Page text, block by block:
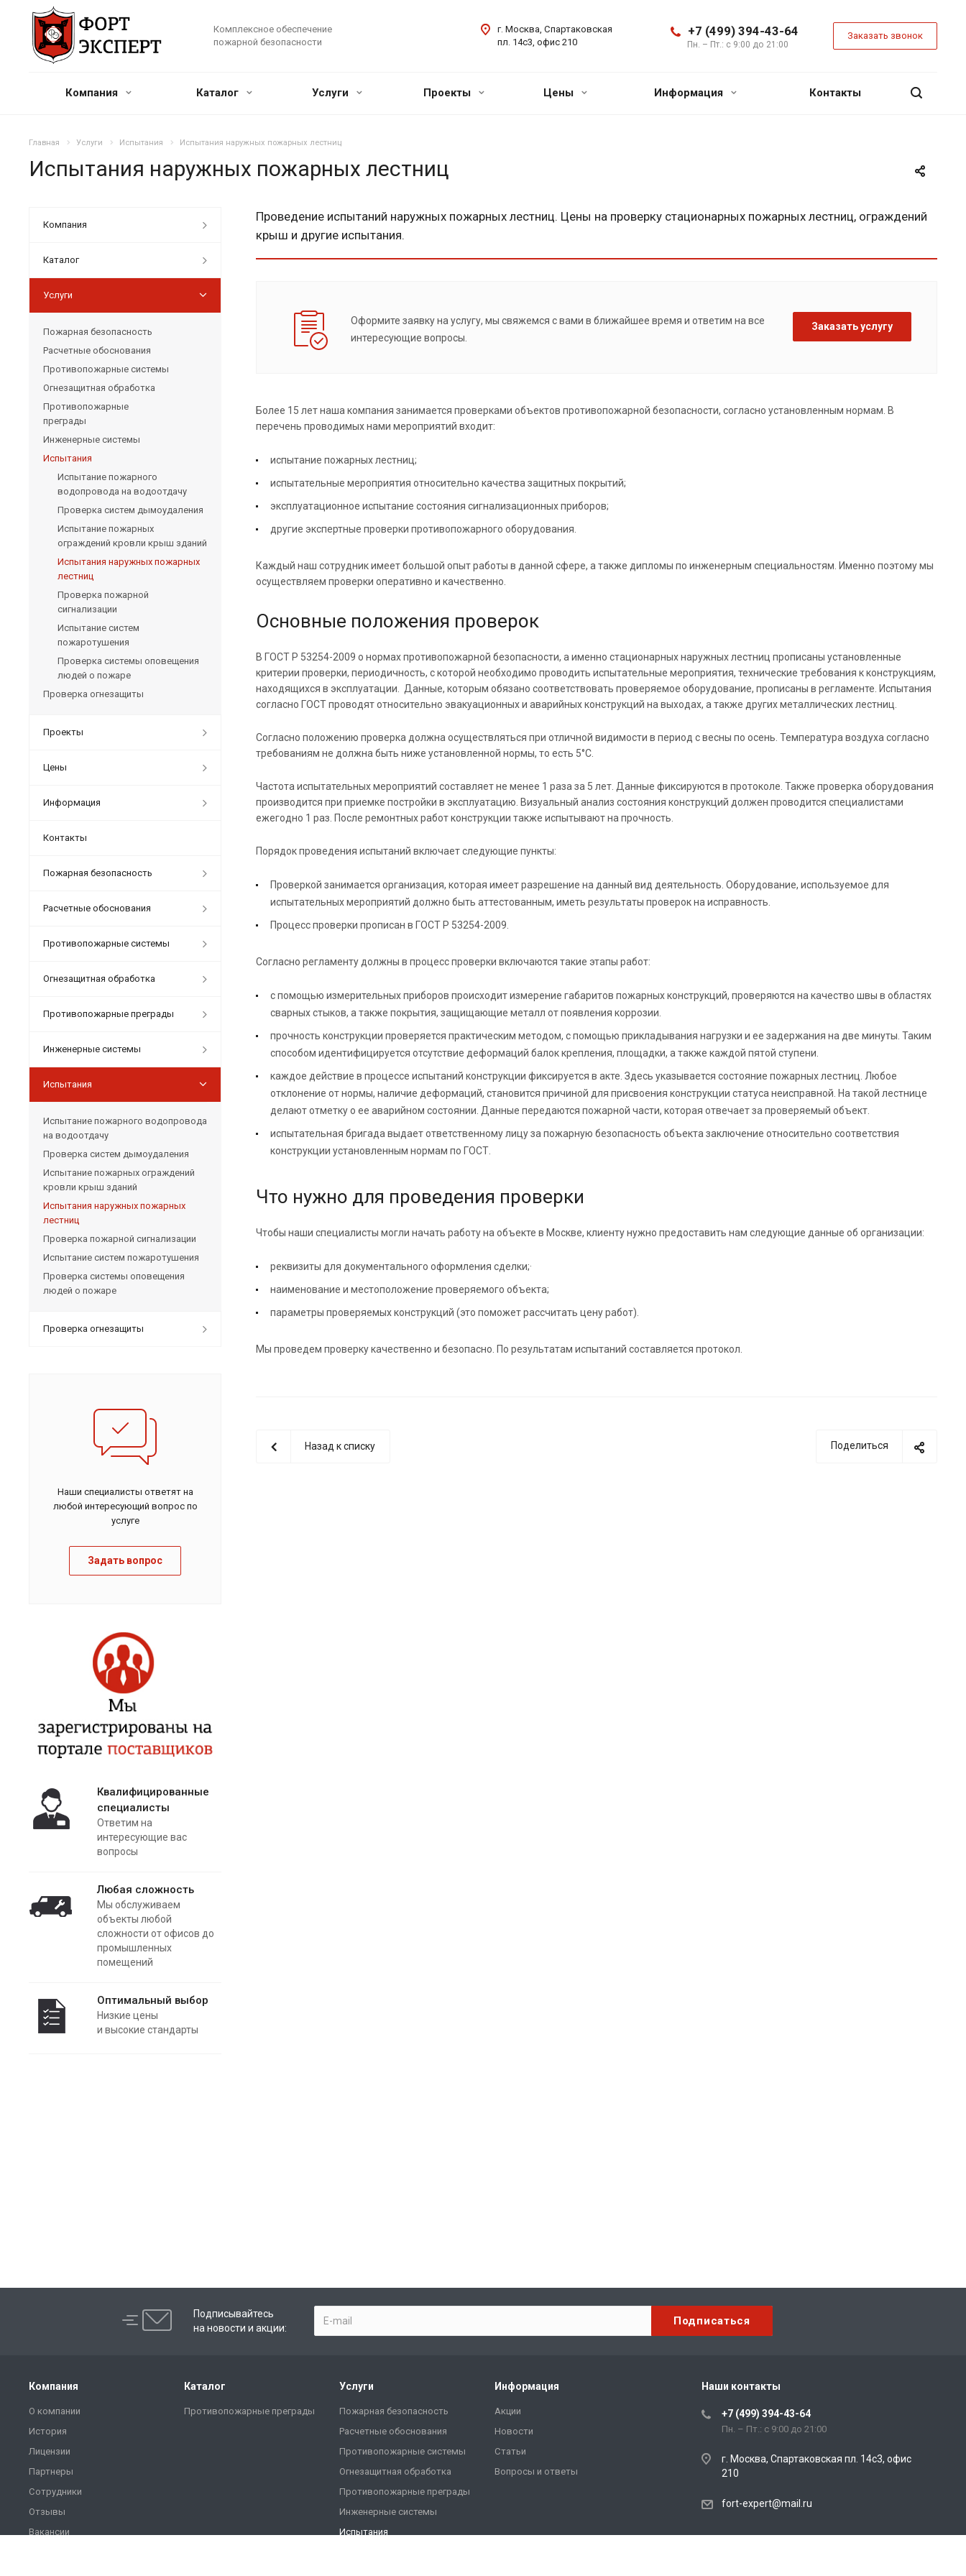
Комплексное обеспечение
пожарной безопасности
+7 (499) 394-43-64
Пн. – Пт.: с 9:00 до 21:00
Заказать звонок
г. Москва, Спартаковская
пл. 14с3, офис 210
Компания Каталог Услуги Проекты Цены Информация Контакты
Главная Услуги Испытания Испытания наружных пожарных лестниц
Испытания наружных пожарных лестниц
Проведение испытаний наружных пожарных лестниц. Цены на проверку стационарных пожарных лестниц, ограждений
крыш и другие испытания.
Оформите заявку на услугу, мы свяжемся с вами в ближайшее время и ответим на все
интересующие вопросы.
Заказать услугу
Более 15 лет наша компания занимается проверками объектов противопожарной безопасности, согласно установленным нормам. В
перечень проводимых нами мероприятий входит:
испытание пожарных лестниц;
испытательные мероприятия относительно качества защитных покрытий;
эксплуатационное испытание состояния сигнализационных приборов;
другие экспертные проверки противопожарного оборудования.
Каждый наш сотрудник имеет большой опыт работы в данной сфере, а также дипломы по инженерным специальностям. Именно поэтому мы
осуществляем проверки оперативно и качественно.
Основные положения проверок
В ГОСТ Р 53254-2009 о нормах противопожарной безопасности, а именно стационарных наружных лестниц прописаны установленные
критерии проверки, периодичность, с которой необходимо проводить испытательные мероприятия, технические требования к конструкциям,
находящихся в эксплуатации. Данные, которым обязано соответствовать проверяемое оборудование, прописаны в регламенте. Испытания
согласно ГОСТ проводят относительно эвакуационных и аварийных конструкций на выходах, а также других металлических лестниц.
Согласно положению проверка должна осуществляться при отличной видимости в период с весны по осень. Температура воздуха согласно
требованиям не должна быть ниже установленной нормы, то есть 5°С.
Частота испытательных мероприятий составляет не менее 1 раза за 5 лет. Данные фиксируются в протоколе. Также проверка оборудования
производится при приемке постройки в эксплуатацию. Визуальный анализ состояния конструкций должен проводится специалистами
ежегодно 1 раз. После ремонтных работ конструкции также испытывают на прочность.
Порядок проведения испытаний включает следующие пункты:
Проверкой занимается организация, которая имеет разрешение на данный вид деятельность. Оборудование, используемое для
испытательных мероприятий должно быть аттестованным, иметь результаты проверок на исправность.
Процесс проверки прописан в ГОСТ Р 53254-2009.
Согласно регламенту должны в процесс проверки включаются такие этапы работ:
с помощью измерительных приборов происходит измерение габаритов пожарных конструкций, проверяются на качество швы в областях
сварных стыков, а также покрытия, защищающие металл от появления коррозии.
прочность конструкции проверяется практическим методом, с помощью прикладывания нагрузки и ее задержания на две минуты. Таким
способом идентифицируется отсутствие деформаций балок крепления, площадки, а также каждой пятой ступени.
каждое действие в процессе испытаний конструкции фиксируется в акте. Здесь указывается состояние пожарных лестниц. Любое
отклонение от нормы, наличие деформаций, становится причиной для присвоения конструкции статуса неисправной. На такой лестнице
делают отметку о ее аварийном состоянии. Данные передаются пожарной части, которая отвечает за проверяемый объект.
испытательная бригада выдает ответственному лицу за пожарную безопасность объекта заключение относительно соответствия
конструкции установленным нормам по ГОСТ.
Что нужно для проведения проверки
Чтобы наши специалисты могли начать работу на объекте в Москве, клиенту нужно предоставить нам следующие данные об организации:
реквизиты для документального оформления сделки;·
наименование и местоположение проверяемого объекта;
параметры проверяемых конструкций (это поможет рассчитать цену работ).
Мы проведем проверку качественно и безопасно. По результатам испытаний составляется протокол.
Поделиться
Назад к списку
Компания
Каталог
Услуги
Пожарная безопасность
Расчетные обоснования
Противопожарные системы
Огнезащитная обработка
Противопожарные
преграды
Инженерные системы
Испытания
Испытание пожарного
водопровода на водоотдачу
Проверка систем дымоудаления
Испытание пожарных
ограждений кровли крыш зданий
Испытания наружных пожарных
лестниц
Проверка пожарной
сигнализации
Испытание систем
пожаротушения
Проверка системы оповещения
людей о пожаре
Проверка огнезащиты
Проекты
Цены
Информация
Контакты
Пожарная безопасность
Расчетные обоснования
Противопожарные системы
Огнезащитная обработка
Противопожарные преграды
Инженерные системы
Испытания
Испытание пожарного водопровода
на водоотдачу
Проверка систем дымоудаления
Испытание пожарных ограждений
кровли крыш зданий
Испытания наружных пожарных
лестниц
Проверка пожарной сигнализации
Испытание систем пожаротушения
Проверка системы оповещения
людей о пожаре
Проверка огнезащиты
Наши специалисты ответят на
любой интересующий вопрос по
услуге
Задать вопрос
Квалифицированные
специалисты
Ответим на
интересующие вас
вопросы
Любая сложность
Мы обслуживаем
объекты любой
сложности от офисов до
промышленных
помещений
Оптимальный выбор
Низкие цены
и высокие стандарты
Подписывайтесь
на новости и акции:
Компания
О компании
История
Лицензии
Партнеры
Сотрудники
Отзывы
Вакансии
Каталог
Противопожарные преграды
Услуги
Пожарная безопасность
Расчетные обоснования
Противопожарные системы
Огнезащитная обработка
Противопожарные преграды
Инженерные системы
Испытания
Информация
Акции
Новости
Статьи
Вопросы и ответы
Наши контакты
+7 (499) 394-43-64
Пн. – Пт.: с 9:00 до 21:00
г. Москва, Спартаковская пл. 14с3, офис
210
fort-expert@mail.ru